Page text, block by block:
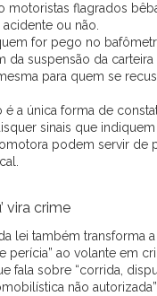
motoristas flagrados
ou não.
for pego no
da suspensão da
para quem se
é a única forma de
sinais que
podem servir de
vira crime
lei também transforma
perícia” ao volante em
fala sobre “corrida,
não